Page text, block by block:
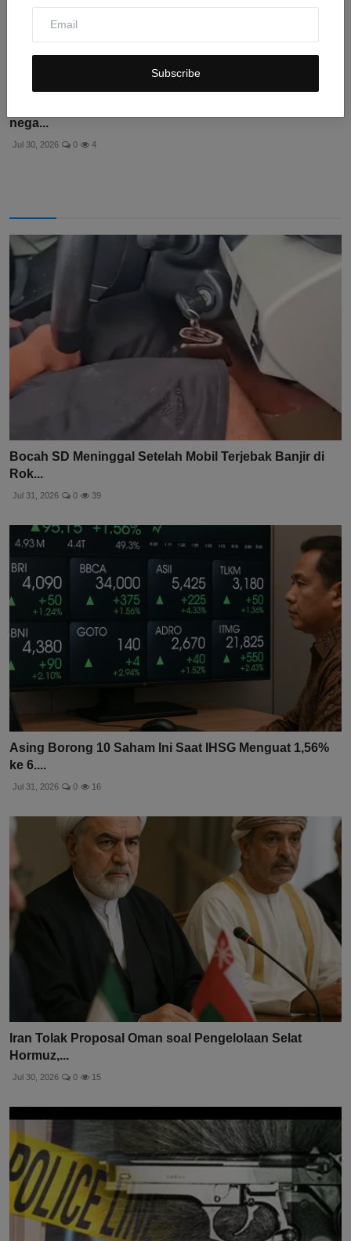
Subscribe
nega...
Jul 30, 2026 0 4
Bocah SD Meninggal Setelah Mobil Terjebak Banjir di
Rok...
Jul 31, 2026 0 39
Asing Borong 10 Saham Ini Saat IHSG Menguat 1,56%
ke 6....
Jul 31, 2026 0 16
Iran Tolak Proposal Oman soal Pengelolaan Selat
Hormuz,...
Jul 30, 2026 0 15